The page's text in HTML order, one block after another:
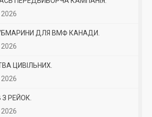
ДЛЯ ВМФ КАНАДИ.
ЦИВІЛЬНИХ.
З РЕЙОК.